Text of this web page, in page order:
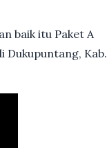
baik itu Paket A
Dukupuntang, Kab.